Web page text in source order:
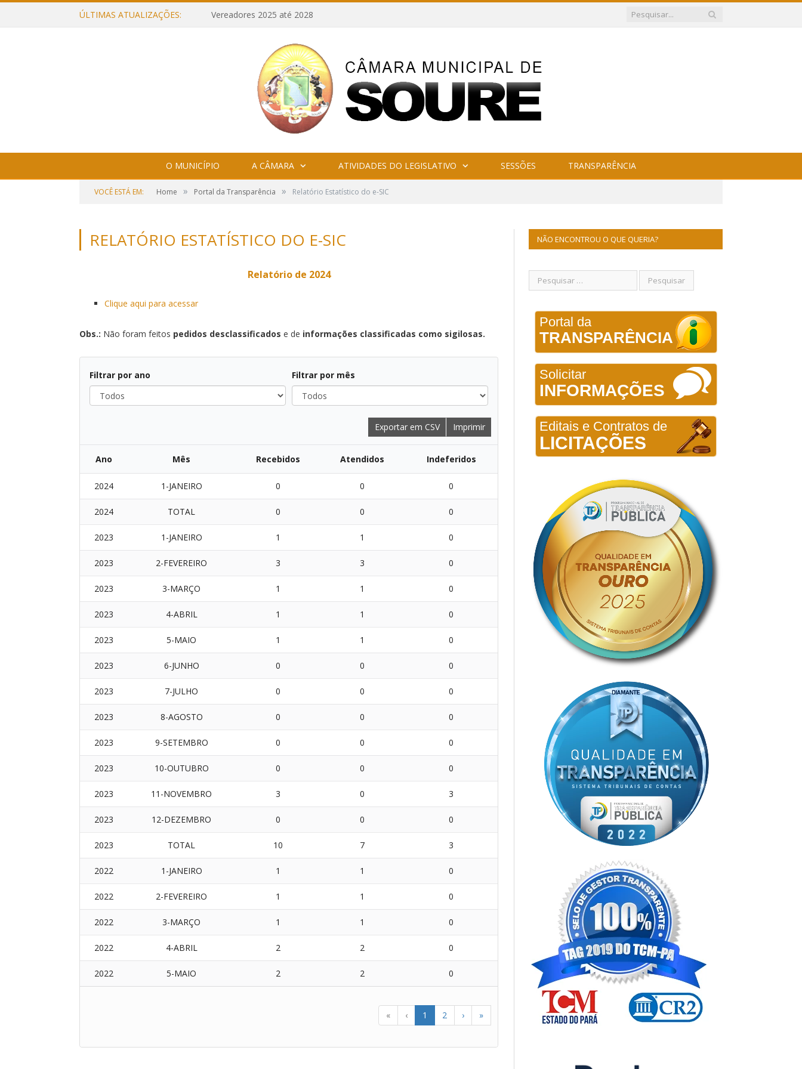
ÚLTIMAS ATUALIZAÇÕES: Vereadores 2025 até 2028
O MUNICÍPIO A CÂMARA ATIVIDADES DO LEGISLATIVO SESSÕES TRANSPARÊNCIA
VOCÊ ESTÁ EM: Home » Portal da Transparência » Relatório Estatístico do e-SIC
RELATÓRIO ESTATÍSTICO DO E-SIC
Relatório de 2024
Clique aqui para acessar
Obs.: Não foram feitos pedidos desclassificados e de informações classificadas como sigilosas.
Filtrar por ano
Todos
Filtrar por mês
Todos
Exportar em CSV Imprimir
Ano Mês Recebidos Atendidos Indeferidos
2024 1-JANEIRO 0 0 0
2024 TOTAL 0 0 0
2023 1-JANEIRO 1 1 0
2023 2-FEVEREIRO 3 3 0
2023 3-MARÇO 1 1 0
2023 4-ABRIL 1 1 0
2023 5-MAIO 1 1 0
2023 6-JUNHO 0 0 0
2023 7-JULHO 0 0 0
2023 8-AGOSTO 0 0 0
2023 9-SETEMBRO 0 0 0
2023 10-OUTUBRO 0 0 0
2023 11-NOVEMBRO 3 0 3
2023 12-DEZEMBRO 0 0 0
2023 TOTAL 10 7 3
2022 1-JANEIRO 1 1 0
2022 2-FEVEREIRO 1 1 0
2022 3-MARÇO 1 1 0
2022 4-ABRIL 2 2 0
2022 5-MAIO 2 2 0
« ‹ 1 2 › »
NÃO ENCONTROU O QUE QUERIA?
Portal da
TRANSPARÊNCIA
Solicitar
INFORMAÇÕES
Editais e Contratos de
LICITAÇÕES